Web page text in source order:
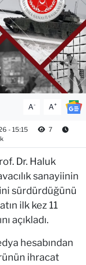
A- A+
- 15:15
7
Dr. Haluk
sanayiinin
sürdürdüğünü
ilk kez 11
açıkladı.
hesabından
ihracat